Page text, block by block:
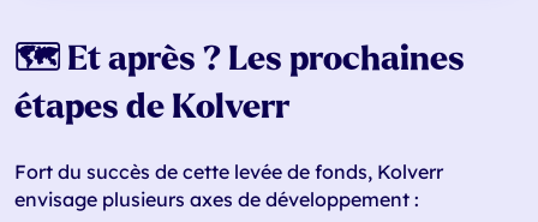
🗺️ Et après ? Les prochaines
étapes de Kolverr
Fort du succès de cette levée de fonds, Kolverr
envisage plusieurs axes de développement :